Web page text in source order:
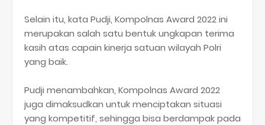
Selain itu, kata Pudji, Kompolnas Award 2022 ini
merupakan salah satu bentuk ungkapan terima
kasih atas capain kinerja satuan wilayah Polri
yang baik.
Pudji menambahkan, Kompolnas Award 2022
juga dimaksudkan untuk menciptakan situasi
yang kompetitif, sehingga bisa berdampak pada